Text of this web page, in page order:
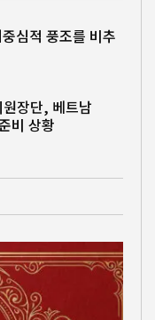
심적 풍조를 비추
장단, 베트남
비 상황